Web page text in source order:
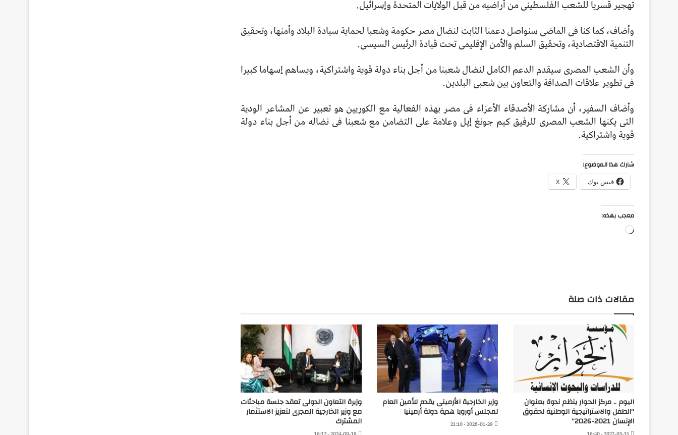
تهجير قسريا للشعب الفلسطينى من أراضيه من قبل الولايات المتحدة وإسرائيل.
وأضاف، كما كنا فى الماضى سنواصل دعمنا الثابت لنضال مصر حكومة وشعبا لحماية سيادة البلاد وأمنها، وتحقيق
التنمية الاقتصادية، وتحقيق السلم والأمن الإقليمى تحت قيادة الرئيس السيسى.
وأن الشعب المصرى سيقدم الدعم الكامل لنضال شعبنا من أجل بناء دولة قوية واشتراكية، ويساهم إسهاما كبيرا
فى تطوير علاقات الصداقة والتعاون بين شعبى البلدين.
وأضاف السفير، أن مشاركة الأصدقاء الأعزاء فى مصر بهذه الفعالية مع الكوريين هو تعبير عن المشاعر الودية
التى يكنها الشعب المصرى للرفيق كيم جونغ إيل وعلامة على التضامن مع شعبنا فى نضاله من أجل بناء دولة
قوية واشتراكية.
شارك هذا الموضوع:
فيس بوك X
معجب بهذه:
جاري
مقالات ذات صلة
اليوم .. مركز الحوار ينظم ندوة بعنوان
“الطفل والاستراتيجية الوطنية لحقوق
الإنسان 2021-2026”
وزير الخارجية الأرمينى يقدم للأمين العام
لمجلس أوروبا هدية دولة أرمينيا
2026-01-29 - 21:10
وزيرة التعاون الدولى تعقد جلسة مباحثات
مع وزير الخارجية المجرى لتعزيز الاستثمار
المشترك